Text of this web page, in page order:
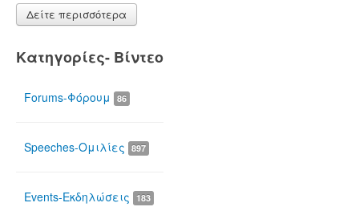
Δείτε περισσότερα
Κατηγορίες- Βίντεο
Forums-Φόρουμ 86
Speeches-Ομιλίες 897
Events-Εκδηλώσεις 183